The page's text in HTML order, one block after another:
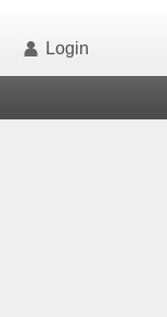
Login